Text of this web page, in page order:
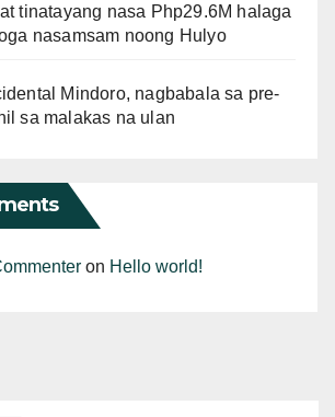
tinatayang nasa Php29.6M halaga
nasamsam noong Hulyo
Mindoro, nagbabala sa pre-
sa malakas na ulan
on Hello world!